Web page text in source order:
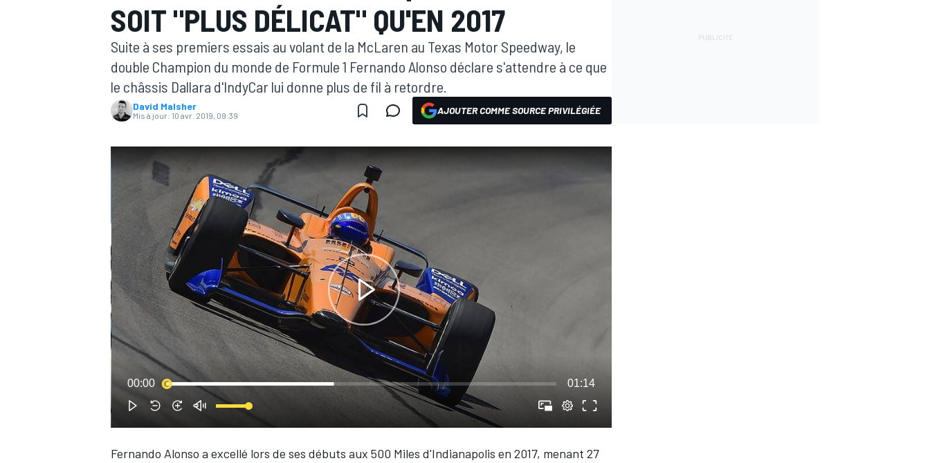
MOTOGP
WRC
SOIT "PLUS DÉLICAT" QU'EN 2017
Suite à ses premiers essais au volant de la McLaren au Texas Motor Speedway, le
double Champion du monde de Formule 1 Fernando Alonso déclare s'attendre à ce que
le châssis Dallara d'IndyCar lui donne plus de fil à retordre.
David Malsher
Mis à jour: 10 avr. 2019, 09:39 AJOUTER COMME SOURCE PRIVILÉGIÉE
00:00 01:14
Fernando Alonso a excellé lors de ses débuts aux 500 Miles d'Indianapolis en 2017, menant 27